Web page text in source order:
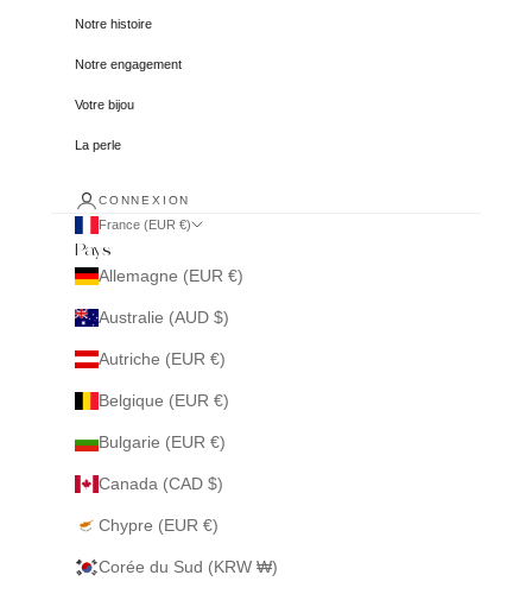
Notre histoire
Notre engagement
Votre bijou
La perle
CONNEXION
France (EUR €)
Pays
Allemagne (EUR €)
Australie (AUD $)
Autriche (EUR €)
Belgique (EUR €)
Bulgarie (EUR €)
Canada (CAD $)
Chypre (EUR €)
Corée du Sud (KRW ₩)